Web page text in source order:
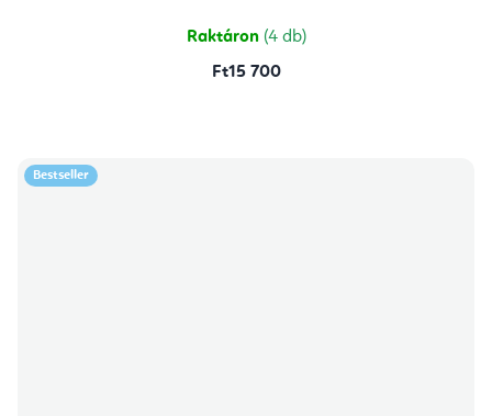
csillag.
Raktáron (4 db)
Ft15 700
Bestseller